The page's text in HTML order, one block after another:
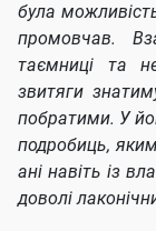
була
промовчав.
таємниці та
звитяги
побратими. У
подробиць,
ані навіть із
доволі